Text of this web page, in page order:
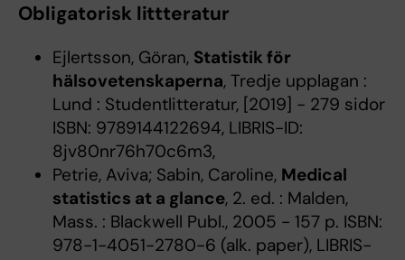
Obligatorisk littteratur
Ejlertsson, Göran, Statistik för
hälsovetenskaperna, Tredje upplagan :
Lund : Studentlitteratur, [2019] - 279 sidor
ISBN: 9789144122694, LIBRIS-ID:
8jv80nr76h70c6m3,
Petrie, Aviva; Sabin, Caroline, Medical
statistics at a glance, 2. ed. : Malden,
Mass. : Blackwell Publ., 2005 - 157 p. ISBN:
978-1-4051-2780-6 (alk. paper), LIBRIS-